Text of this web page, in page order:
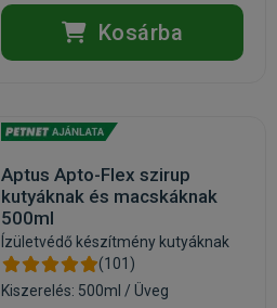
Kosárba
Aptus Apto-Flex szirup
kutyáknak és macskáknak
500ml
Ízületvédő készítmény kutyáknak
(101)
Kiszerelés: 500ml / Üveg